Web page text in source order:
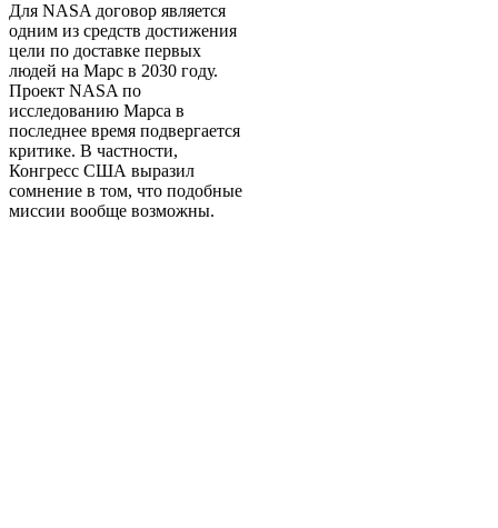
Для NASA договор является
одним из средств достижения
цели по доставке первых
людей на Марс в 2030 году.
Проект NASA по
исследованию Марса в
последнее время подвергается
критике. В частности,
Конгресс США выразил
сомнение в том, что подобные
миссии вообще возможны.